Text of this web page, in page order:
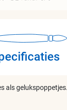
als gelukspoppetjes.